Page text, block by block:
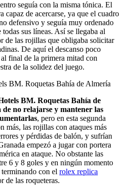
seguía con la misma tónica. El
capaz de acercarse, ya que el cuadro
defensivo y seguía muy ordenado
sus líneas. Así se llegaba al
de las rojillas que obligaba solicitar
De aquí el descanso poco
final de la primera mitad con
de la solidez del juego.
BM. Roquetas Bahía de
no relajarse y mantener las
, pero en esta segunda
más, las rojillas con ataques más
y pérdidas de balón, y sufrían
empezó a jugar con portera
en ataque. No obstante las
6 y 8 goles y en ningún momento
con el rolex replica
de las roqueteras.